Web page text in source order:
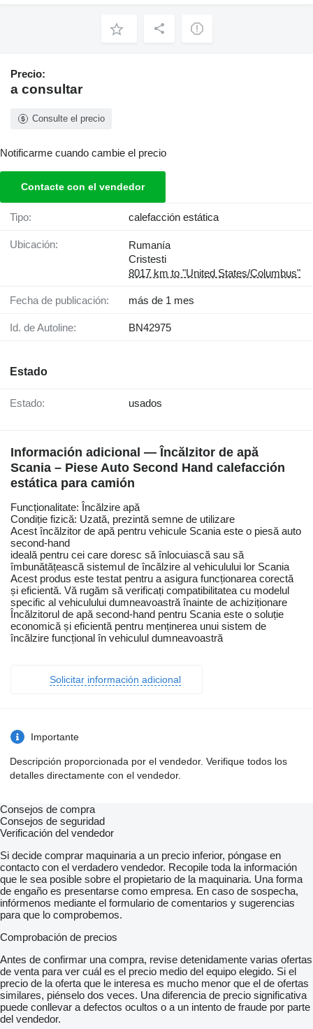
Precio:
a consultar
Consulte el precio
Notificarme cuando cambie el precio
Contacte con el vendedor
Tipo: calefacción estática
Ubicación:
Rumanía
Cristesti
8017 km to "United States/Columbus"
Fecha de publicación: más de 1 mes
Id. de Autoline: BN42975
Estado
Estado: usados
Información adicional — Încălzitor de apă
Scania – Piese Auto Second Hand calefacción
estática para camión
Funcționalitate: Încălzire apă
Condiție fizică: Uzată, prezintă semne de utilizare
Acest încălzitor de apă pentru vehicule Scania este o piesă auto
second-hand
ideală pentru cei care doresc să înlocuiască sau să
îmbunătățească sistemul de încălzire al vehiculului lor Scania
Acest produs este testat pentru a asigura funcționarea corectă
și eficientă. Vă rugăm să verificați compatibilitatea cu modelul
specific al vehiculului dumneavoastră înainte de achiziționare
Încălzitorul de apă second-hand pentru Scania este o soluție
economică și eficientă pentru menținerea unui sistem de
încălzire funcțional în vehiculul dumneavoastră
Solicitar información adicional
Importante
Descripción proporcionada por el vendedor. Verifique todos los
detalles directamente con el vendedor.
Consejos de compra
Consejos de seguridad
Verificación del vendedor
Si decide comprar maquinaria a un precio inferior, póngase en
contacto con el verdadero vendedor. Recopile toda la información
que le sea posible sobre el propietario de la maquinaria. Una forma
de engaño es presentarse como empresa. En caso de sospecha,
infórmenos mediante el formulario de comentarios y sugerencias
para que lo comprobemos.
Comprobación de precios
Antes de confirmar una compra, revise detenidamente varias ofertas
de venta para ver cuál es el precio medio del equipo elegido. Si el
precio de la oferta que le interesa es mucho menor que el de ofertas
similares, piénselo dos veces. Una diferencia de precio significativa
puede conllevar a defectos ocultos o a un intento de fraude por parte
del vendedor.